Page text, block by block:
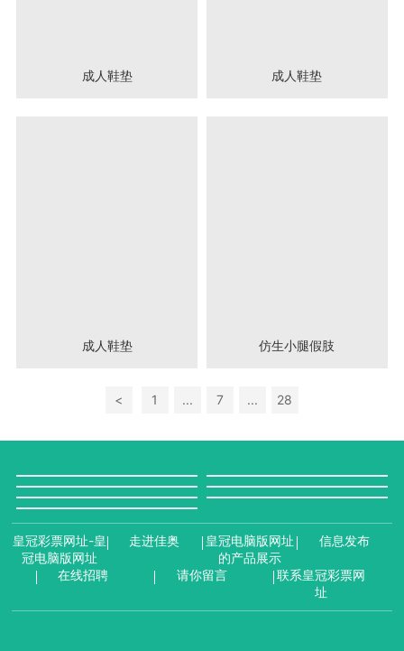
成人鞋垫 成人鞋垫
成人鞋垫 仿生小腿假肢
< 1 ... 7 ... 28
皇冠彩票网址-皇
冠电脑版网址
走进佳奥
皇冠电脑版网址
的产品展示
信息发布
在线招聘 请你留言
联系皇冠彩票网
址